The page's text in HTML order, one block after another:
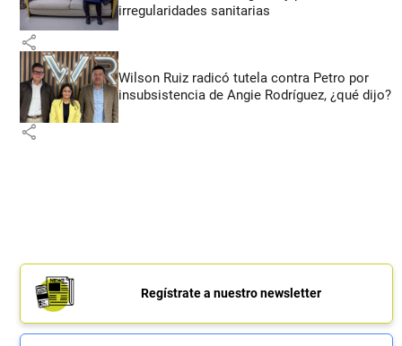
irregularidades sanitarias
share
Wilson Ruiz radicó tutela contra Petro por
insubsistencia de Angie Rodríguez, ¿qué dijo?
share
Regístrate a nuestro newsletter